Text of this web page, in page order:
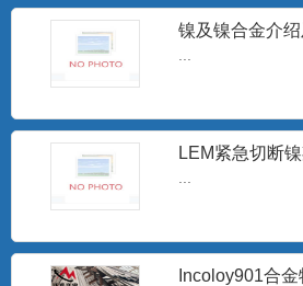
镍及镍合金介绍
LEM紧急切断
Incoloy901合
冷轧板材、δ0....
276毛
Hastelloy C-276
蚀有较...
批发Monel400
N04400耐腐蚀
Monel400是一种